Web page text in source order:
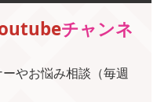
チャンネ
やお悩み相談（毎週